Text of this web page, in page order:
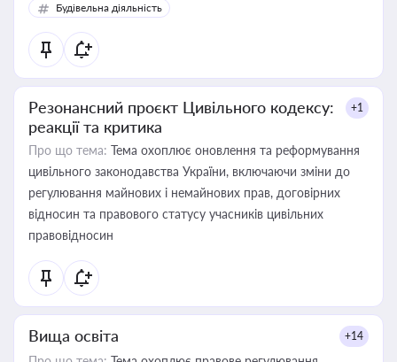
Будівельна діяльність
Резонансний проєкт Цивільного кодексу:
реакції та критика
+1
Про що тема: Тема охоплює оновлення та реформування
цивільного законодавства України, включаючи зміни до
регулювання майнових і немайнових прав, договірних
відносин та правового статусу учасників цивільних
правовідносин
Вища освіта +14